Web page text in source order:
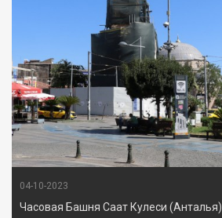
04-10-2023
Часовая Башня Саат Кулеси (Анталья)